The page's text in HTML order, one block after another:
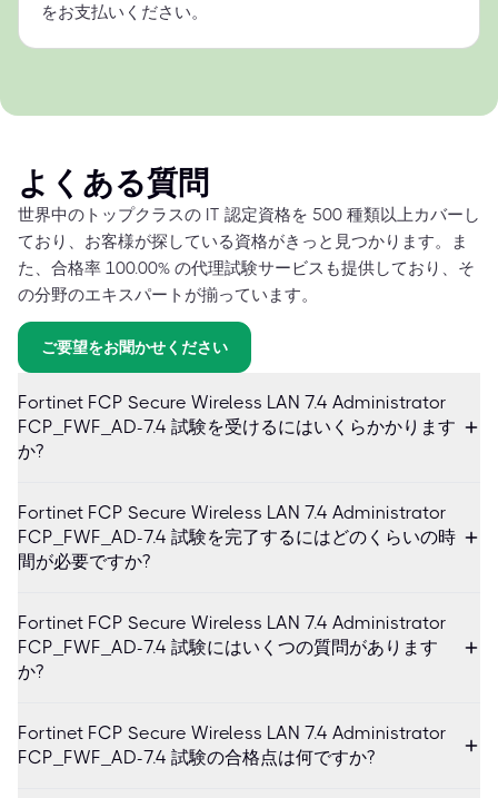
をお支払いください。
よくある質問
世界中のトップクラスの IT 認定資格を 500 種類以上カバーし
ており、お客様が探している資格がきっと見つかります。ま
た、合格率 100.00% の代理試験サービスも提供しており、そ
の分野のエキスパートが揃っています。
ご要望をお聞かせください
Fortinet FCP Secure Wireless LAN 7.4 Administrator
FCP_FWF_AD-7.4 試験を受けるにはいくらかかります
か?
Fortinet FCP Secure Wireless LAN 7.4 Administrator
FCP_FWF_AD-7.4 試験を完了するにはどのくらいの時
間が必要ですか?
Fortinet FCP Secure Wireless LAN 7.4 Administrator
FCP_FWF_AD-7.4 試験にはいくつの質問があります
か?
Fortinet FCP Secure Wireless LAN 7.4 Administrator
FCP_FWF_AD-7.4 試験の合格点は何ですか?